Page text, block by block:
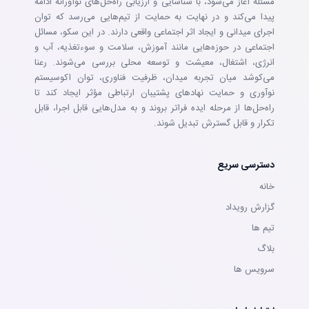
پیدا می‌کند و در نهایت به حمایت از تیم‌هایی می‌رسد که توان
اجرای میدانی و ایجاد اثر اجتماعی واقعی دارند. در این سکو، مسائل
اجتماعی در حوزه‌هایی مانند آموزش، سلامت و سوءتغذیه، آب و
انرژی، اشتغال، معیشت و توسعه محلی بررسی می‌شوند. رعنا
می‌کوشد میان تجربه میدان، ظرفیت فناوری، توان اکوسیستم
نوآوری و حمایت نهادهای پشتیبان ارتباطی مؤثر ایجاد کند تا
راه‌حل‌ها از مرحله ایده فراتر بروند و به مدل‌هایی قابل اجرا، قابل
تکرار و قابل گسترش تبدیل شوند.
دسترسی سریع
خانه
گزارش رویداد
تيم ها
بلاگ
سرويس ها